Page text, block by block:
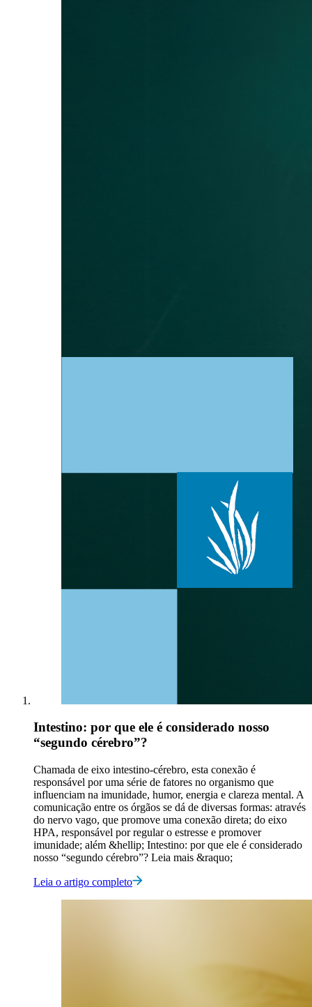
Intestino: por que ele é considerado nosso
“segundo cérebro”?
Chamada de eixo intestino-cérebro, esta conexão é
responsável por uma série de fatores no organismo que
influenciam na imunidade, humor, energia e clareza mental. A
comunicação entre os órgãos se dá de diversas formas: através
do nervo vago, que promove uma conexão direta; do eixo
HPA, responsável por regular o estresse e promover
imunidade; além &hellip; Intestino: por que ele é considerado
nosso “segundo cérebro”? Leia mais &raquo;
Leia o artigo completo